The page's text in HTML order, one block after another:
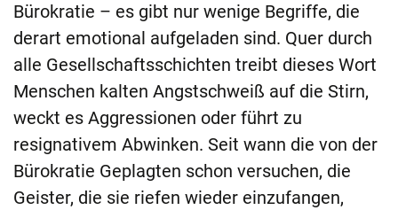
Bürokratie – es gibt nur wenige Begriffe, die
derart emotional aufgeladen sind. Quer durch
alle Gesellschaftsschichten treibt dieses Wort
Menschen kalten Angstschweiß auf die Stirn,
weckt es Aggressionen oder führt zu
resignativem Abwinken. Seit wann die von der
Bürokratie Geplagten schon versuchen, die
Geister, die sie riefen wieder einzufangen,